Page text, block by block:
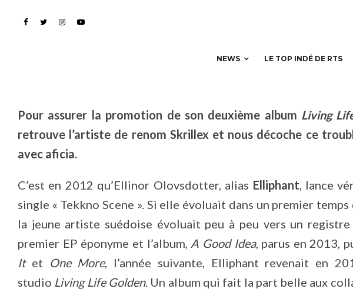
NEWS LE TOP INDÉ DE RTS
Elliphant retrouve Skrillex pour
Pour assurer la promotion de son deuxième album Living
retrouve l’artiste de renom Skrillex et nous décoche ce
avec aficia.
C’est en 2012 qu’Ellinor Olovsdotter, alias Elliphant, lance
single « Tekkno Scene ». Si elle évoluait dans un premier
la jeune artiste suédoise évoluait peu à peu vers un
premier EP éponyme et l’album, A Good Idea, parus en 2013,
Itet One More, l’année suivante, Elliphant revenait en
studio Living Life Golden. Un album qui fait la part belle aux